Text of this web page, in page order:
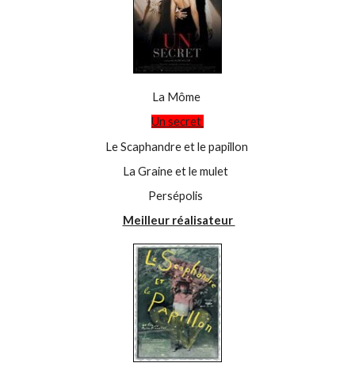
La Môme
Un secret
Le Scaphandre et le papillon
La Graine et le mulet
Persépolis
Meilleur réalisateur